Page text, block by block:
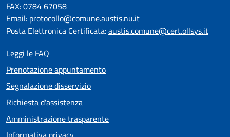
FAX: 0784 67058
Email: protocollo@comune.austis.nu.it
Posta Elettronica Certificata:austis.comune@cert.ollsys.it
Leggi le FAQ
Prenotazione appuntamento
Segnalazione disservizio
Richiesta d'assistenza
Amministrazione trasparente